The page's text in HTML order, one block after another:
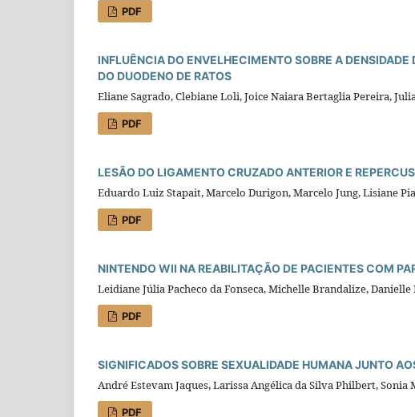
PDF
INFLUÊNCIA DO ENVELHECIMENTO SOBRE A
DO DUODENO DE RATOS
Eliane Sagrado, Clebiane Loli, Joice Naiara Bertaglia Pereira,
PDF
LESÃO DO LIGAMENTO CRUZADO ANTERIOR E
Eduardo Luiz Stapait, Marcelo Durigon, Marcelo Jung, Lisiane
PDF
NINTENDO WII NA REABILITAÇÃO DE PACIENTES COM
Leidiane Júlia Pacheco da Fonseca, Michelle Brandalize,
PDF
SIGNIFICADOS SOBRE SEXUALIDADE HUMANA JUNTO
André Estevam Jaques, Larissa Angélica da Silva Philbert, Sonia
PDF